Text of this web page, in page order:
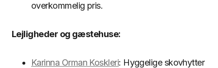
overkommelig pris.
Lejligheder og gæstehuse:
Karinna Orman Koskleri: Hyggelige skovhytter